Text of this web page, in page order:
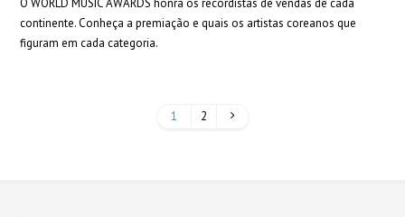
O WORLD MUSIC AWARDS honra os recordistas de vendas de cada
continente. Conheça a premiação e quais os artistas coreanos que
figuram em cada categoria.
1 2